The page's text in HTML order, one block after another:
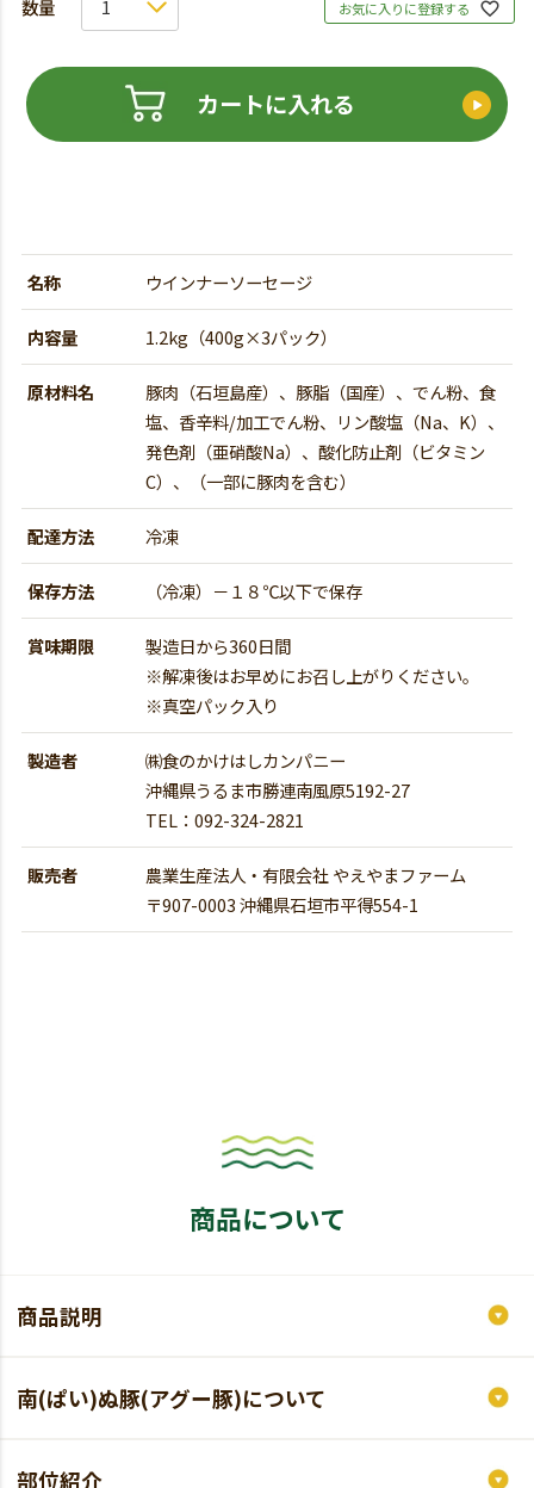
お気に入りに登録する
カートに入れる
名称 ウインナーソーセージ
内容量 1.2kg（400g×3パック）
原材料名
豚肉（石垣島産）、豚脂（国産）、でん粉、食
塩、香辛料/加工でん粉、リン酸塩（Na、K）、
発色剤（亜硝酸Na）、酸化防止剤（ビタミン
C）、（一部に豚肉を含む）
配達方法 冷凍
保存方法 （冷凍）－１８℃以下で保存
賞味期限
製造日から360日間
※解凍後はお早めにお召し上がりください。
※真空パック入り
製造者
㈱食のかけはしカンパニー
沖縄県うるま市勝連南風原5192-27
TEL：092-324-2821
販売者
農業生産法人・有限会社 やえやまファーム
〒907-0003 沖縄県石垣市平得554-1
商品について
商品説明
南(ぱい)ぬ豚(アグー豚)について
部位紹介